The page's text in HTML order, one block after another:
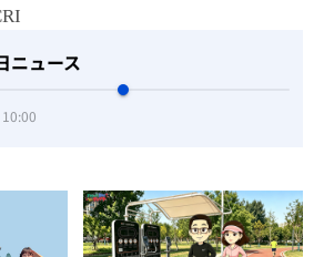
ニュース